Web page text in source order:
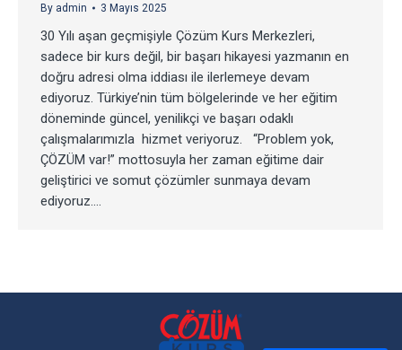
By admin 3 Mayıs 2025
30 Yılı aşan geçmişiyle Çözüm Kurs Merkezleri,
sadece bir kurs değil, bir başarı hikayesi yazmanın en
doğru adresi olma iddiası ile ilerlemeye devam
ediyoruz. Türkiye’nin tüm bölgelerinde ve her eğitim
döneminde güncel, yenilikçi ve başarı odaklı
çalışmalarımızla hizmet veriyoruz. “Problem yok,
ÇÖZÜM var!” mottosuyla her zaman eğitime dair
geliştirici ve somut çözümler sunmaya devam
ediyoruz.…